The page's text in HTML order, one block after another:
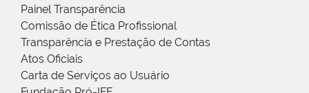
Painel Transparência
Comissão de Ética Profissional
Transparência e Prestação de Contas
Atos Oficiais
Carta de Serviços ao Usuário